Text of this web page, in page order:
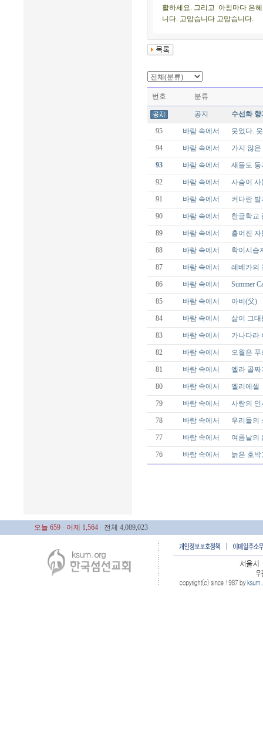
활하세요. 그리고 아침마다 은
니다. 고맙습니다 고맙습니다.
번호 분류
공지 수선화
95 바람 속에서 웃었다.
94 바람 속에서 가지 않은
93 바람 속에서 새들도
92 바람 속에서 사슴이 사
91 바람 속에서 커다란 발
90 바람 속에서 한글학교
89 바람 속에서 흩어진
88 바람 속에서 학이시습
87 바람 속에서 레베카의
86 바람 속에서 Summer
85 바람 속에서 아비(父)
84 바람 속에서 삶이 그대
83 바람 속에서 가나다라
82 바람 속에서 오월은 푸
81 바람 속에서 엘라 골짜
80 바람 속에서 엘리에셀
79 바람 속에서 사랑의 인
78 바람 속에서 우리들의
77 바람 속에서 여름날의
76 바람 속에서 늙은 호박
오늘 659 · 어제 1,564 · 전체 4,089,023